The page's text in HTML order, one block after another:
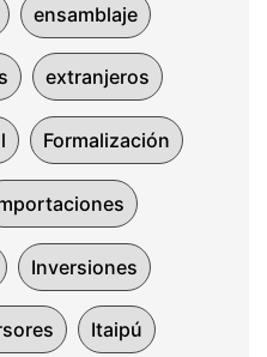
ensamblaje
extranjeros
Formalización
Inversiones
Itaipú